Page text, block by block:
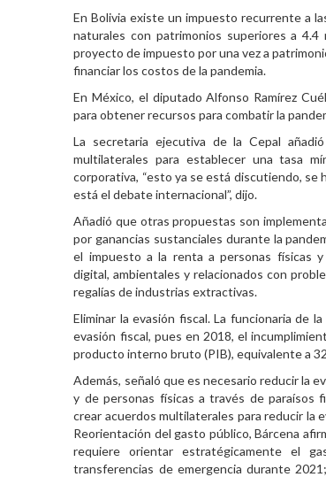
En Bolivia existe un impuesto recurrente a
naturales con patrimonios superiores a
proyecto de impuesto por una vez a
financiar los costos de la pandemia.
En México, el diputado Alfonso Ramírez
para obtener recursos para combatir la
La secretaria ejecutiva de la Cepal
multilaterales para establecer una tasa
corporativa, “esto ya se está discutiendo, se
está el debate internacional”, dijo.
Añadió que otras propuestas son
por ganancias sustanciales durante la
el impuesto a la renta a personas físicas
digital, ambientales y relacionados con
regalías de industrias extractivas.
Eliminar la evasión fiscal. La funcionaria de
evasión fiscal, pues en 2018, el
producto interno bruto (PIB), equivalente a
Además, señaló que es necesario reducir la
y de personas físicas a través de paraísos
crear acuerdos multilaterales para reducir la
Reorientación del gasto público, Bárcena
requiere orientar estratégicamente el
transferencias de emergencia durante